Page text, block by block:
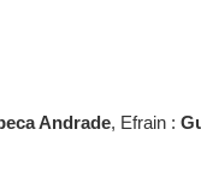
Andrade, Efrain :